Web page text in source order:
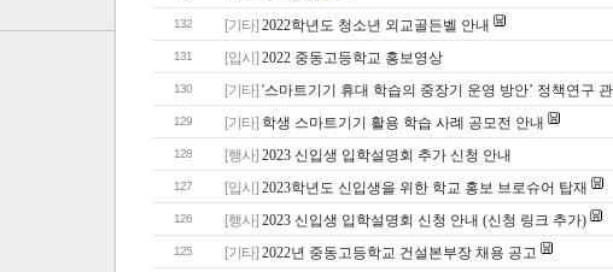
132 [기타] 2022학년도 청소년 외교골든벨 안내
131 [입시] 2022 중동고등학교 홍보영상
130 [기타] '스마트기기 휴대 학습의 중장기 운영 방안’ 정책연구
129 [기타] 학생 스마트기기 활용 학습 사례 공모전 안내
128 [행사] 2023 신입생 입학설명회 추가 신청 안내
127 [입시] 2023학년도 신입생을 위한 학교 홍보 브로슈어 탑재
126 [행사] 2023 신입생 입학설명회 신청 안내 (신청 링크 추가)
125 [기타] 2022년 중동고등학교 건설본부장 채용 공고